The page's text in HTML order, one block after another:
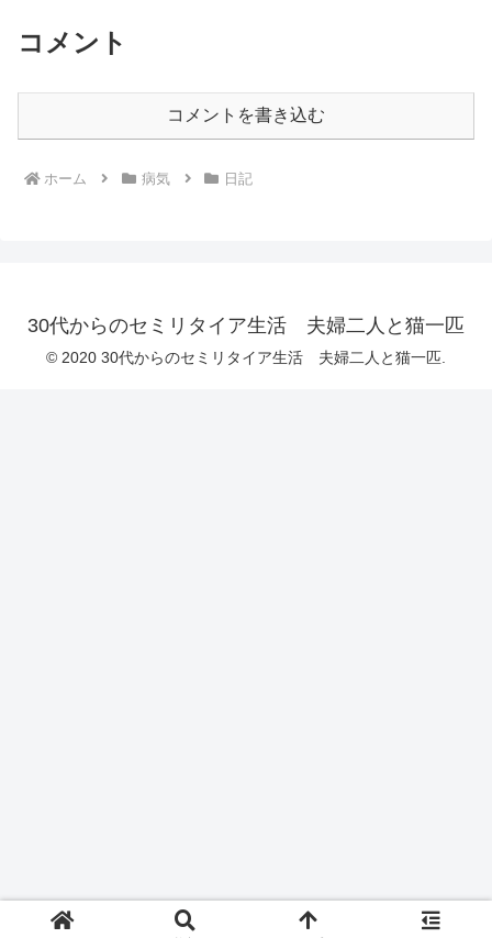
コメント
コメントを書き込む
ホーム 病気 日記
30代からのセミリタイア生活 夫婦二人と猫一匹
© 2020 30代からのセミリタイア生活 夫婦二人と猫一匹.